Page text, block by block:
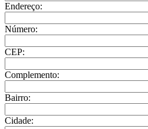
Endereço:
Número:
CEP:
Complemento:
Bairro:
Cidade: